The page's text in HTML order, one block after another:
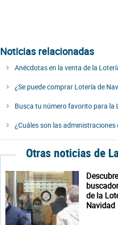
Noticias relacionadas
Anécdotas en la venta de la
¿Se puede comprar Lotería de
Busca tu número favorito para la
¿Cuáles son las
Otras noticias de
de la
Navidad